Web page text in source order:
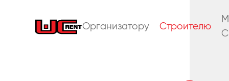
Организатору Строителю